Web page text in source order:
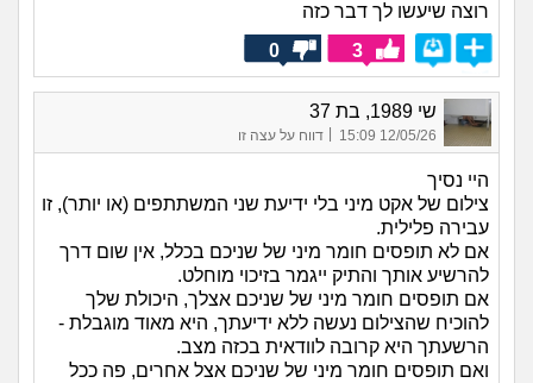
רוצה שיעשו לך דבר כזה
3
0
שי 1989, בת 37
12/05/26 15:09 דווח על עצה זו
היי נסיך
צילום של אקט מיני בלי ידיעת שני המשתתפים (או יותר), זו
עבירה פלילית.
אם לא תופסים חומר מיני של שניכם בכלל, אין שום דרך
להרשיע אותך והתיק ייגמר בזיכוי מוחלט.
אם תופסים חומר מיני של שניכם אצלך, היכולת שלך
להוכיח שהצילום נעשה ללא ידיעתך, היא מאוד מוגבלת -
הרשעתך היא קרובה לוודאית בכזה מצב.
ואם תופסים חומר מיני של שניכם אצל אחרים, פה ככל